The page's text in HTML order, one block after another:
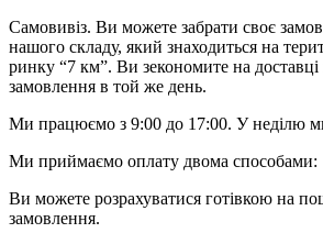
Самовивіз. Ви можете забрати своє
нашого складу, який знаходиться на
ринку “7 км”. Ви зекономите на доставці
замовлення в той же день.
Ми працюємо з 9:00 до 17:00. У неділю
Ми приймаємо оплату двома способами:
Ви можете розрахуватися готівкою на
замовлення.